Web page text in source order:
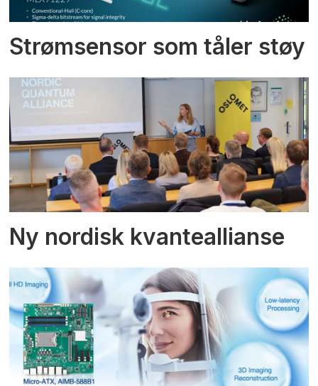
Strømsensor som tåler støy
Ny nordisk kvanteallianse